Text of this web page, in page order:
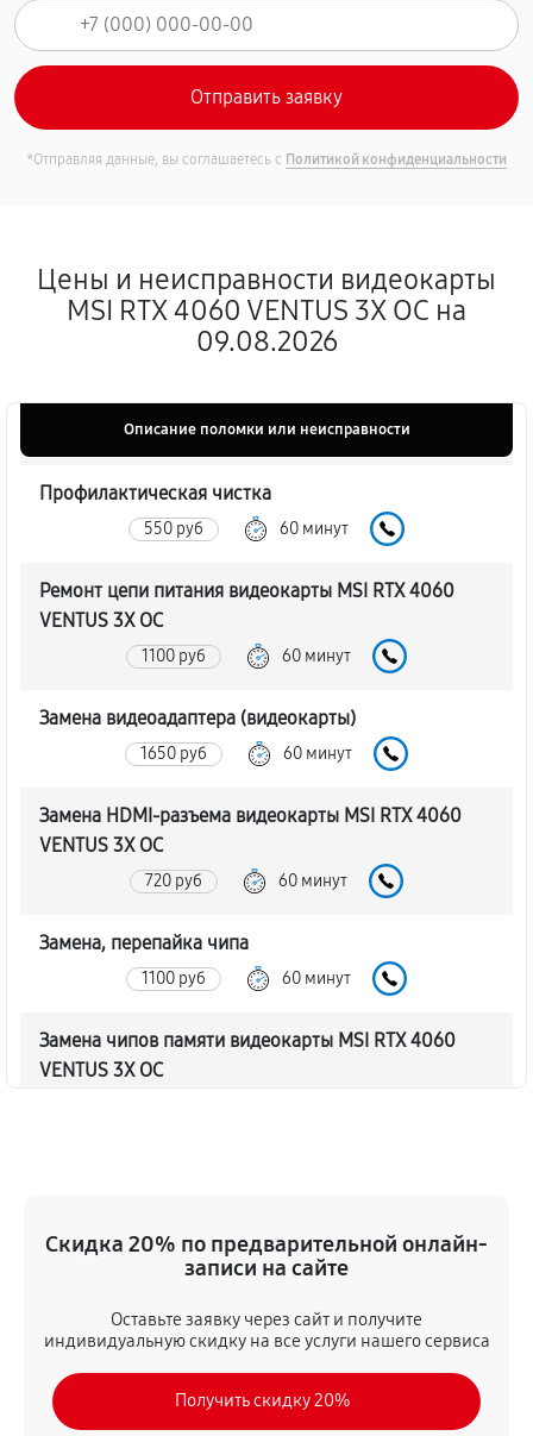
*Отправляя данные, вы соглашаетесь с Политикой конфиденциальности
Цены и неисправности видеокарты
MSI RTX 4060 VENTUS 3X OC на
09.08.2026
Описание поломки или неисправности
Профилактическая чистка
550 руб 60 минут
Ремонт цепи питания видеокарты MSI RTX 4060
VENTUS 3X OC
1100 руб 60 минут
Замена видеоадаптера (видеокарты)
1650 руб 60 минут
Замена HDMI-разъема видеокарты MSI RTX 4060
VENTUS 3X OC
720 руб 60 минут
Замена, перепайка чипа
1100 руб 60 минут
Замена чипов памяти видеокарты MSI RTX 4060
VENTUS 3X OC
Восстановление BIOS на программаторе
610 руб 60 минут
Скидка 20% по предварительной онлайн-
записи на сайте
Оставьте заявку через сайт и получите
индивидуальную скидку на все услуги нашего сервиса
Получить скидку 20%